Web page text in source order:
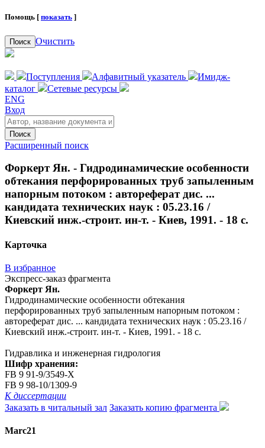
Помощь [ показать ]
Поиск Очистить
Поступления Алфавитный указатель
Имидж-
каталог
Сетевые ресурсы
ENG
Вход
Поиск
Расширенный поиск
Форкерт Ян. - Гидродинамические особенности
обтекания перфорированных труб запыленным
напорным потоком : автореферат дис. ...
кандидата технических наук : 05.23.16 /
Киевский инж.-строит. ин-т. - Киев, 1991. - 18 с.
Карточка
В избранное
Экспресс-заказ фрагмента
Форкерт Ян.
Гидродинамические особенности обтекания
перфорированных труб запыленным напорным потоком :
автореферат дис. ... кандидата технических наук : 05.23.16 /
Киевский инж.-строит. ин-т. - Киев, 1991. - 18 с.
Гидравлика и инженерная гидрология
Шифр хранения:
FB 9 91-9/3549-X
FB 9 98-10/1309-9
К диссертации
Заказать в читальный зал Заказать копию фрагмента
Marc21